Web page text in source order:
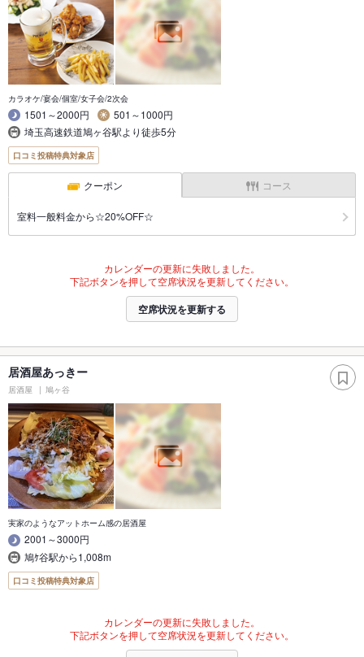
カラオケ/宴会/個室/女子会/2次会
1501～2000円
501～1000円
埼玉高速鉄道鳩ヶ谷駅より徒歩5分
口コミ投稿特典対象店
クーポン コース
室料一般料金から☆20%OFF☆
カレンダーの更新に失敗しました。
下記ボタンを押して空席状況を更新してください。
空席状況を更新する
居酒屋あっきー
居酒屋 鳩ヶ谷
実家のようなアットホーム感の居酒屋
2001～3000円
鳩ｹ谷駅から1,008m
口コミ投稿特典対象店
カレンダーの更新に失敗しました。
下記ボタンを押して空席状況を更新してください。